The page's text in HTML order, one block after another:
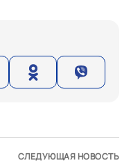
СЛЕДУЮЩАЯ НОВОСТЬ